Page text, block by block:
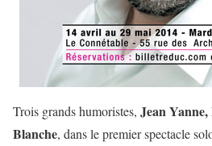
Trois grands humoristes, Jean
Blanche, dans le premier spectacle